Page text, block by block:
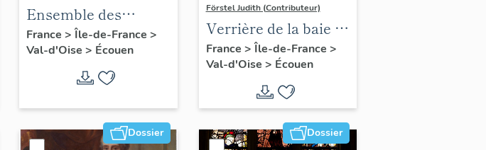
Ensemble des
verrières du XVIIIe
siècle
France > Île-de-France >
Val-d'Oise > Écouen
Förstel Judith (Contributeur)
Verrière de la baie 7 :
Dormition et
Assomption de la
France > Île-de-France >
Val-d'Oise > Écouen
Dossier Dossier